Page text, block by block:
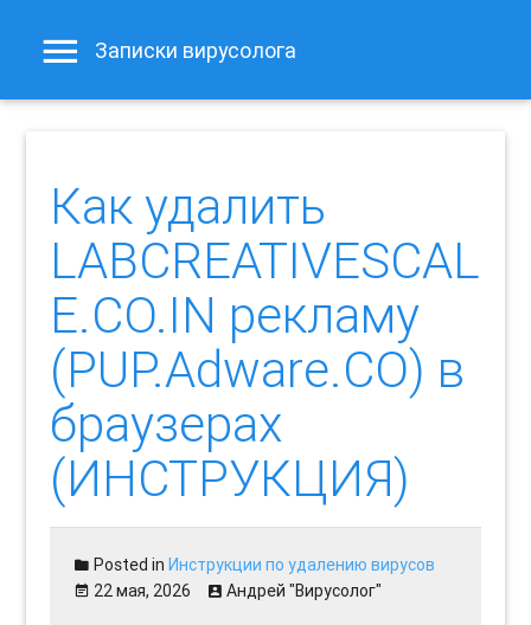
Записки вирусолога
Как удалить
LABCREATIVESCAL
E.CO.IN рекламу
(PUP.Adware.CO) в
браузерах
(ИНСТРУКЦИЯ)
Posted inИнструкции по удалению вирусов
22 мая, 2026
Андрей "Вирусолог"